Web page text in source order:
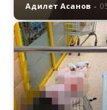
Адилет Асанов -